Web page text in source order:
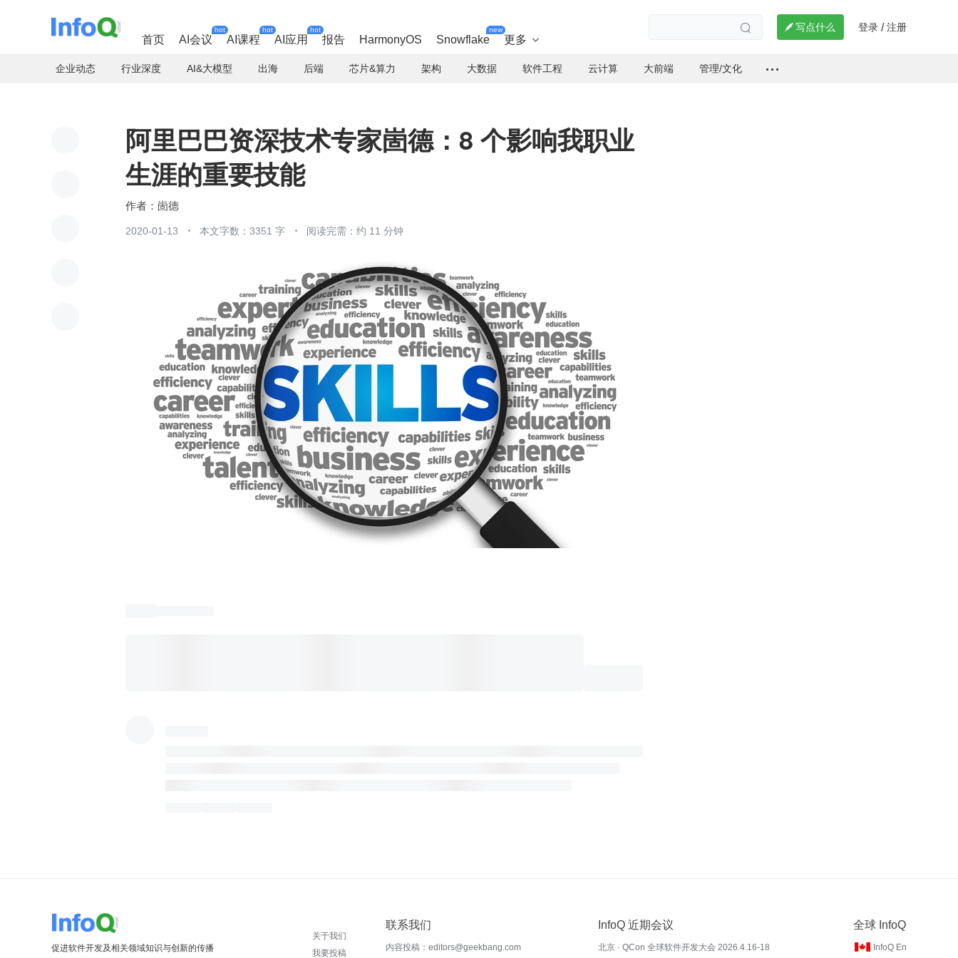
首页 AI会议
hot
AI课程
hot
AI应用
hot
报告 HarmonyOS Snowflake
new
更多 
  写点什么 登录 / 注册
企业动态 行业深度 AI&大模型 出海 后端 芯片&算力 架构 大数据 软件工程 云计算 大前端 管理/文化
阿里巴巴资深技术专家崮德：8 个影响我职业
生涯的重要技能
崮德
2020-01-13 本文字数：3351 字 阅读完需：约 11 分钟
促进软件开发及相关领域知识与创新的传播
关于我们
我要投稿
联系我们
内容投稿：editors@geekbang.com
InfoQ 近期会议
北京 · QCon 全球软件开发大会 2026.4.16-18
全球 InfoQ
InfoQ En